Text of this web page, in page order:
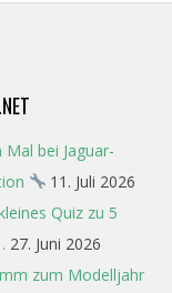
bei Jaguar-
11. Juli 2026
Quiz zu 5
27. Juni 2026
zum Modelljahr